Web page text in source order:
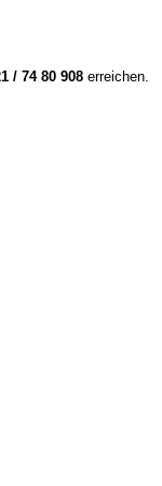
/ 74 80 908 erreichen.